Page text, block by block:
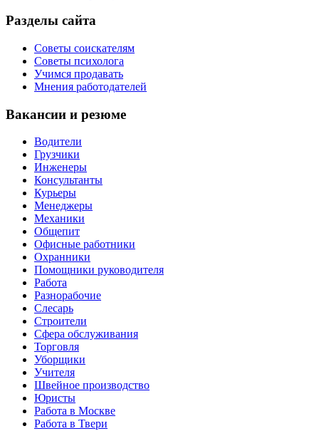
Разделы сайта
Советы соискателям
Советы психолога
Учимся продавать
Мнения работодателей
Вакансии и резюме
Водители
Грузчики
Инженеры
Консультанты
Курьеры
Менеджеры
Механики
Общепит
Офисные работники
Охранники
Помощники руководителя
Работа
Разнорабочие
Слесарь
Строители
Сфера обслуживания
Торговля
Уборщики
Учителя
Швейное производство
Юристы
Работа в Москве
Работа в Твери